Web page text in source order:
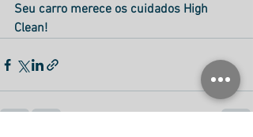
Seu carro merece os cuidados High
Clean!